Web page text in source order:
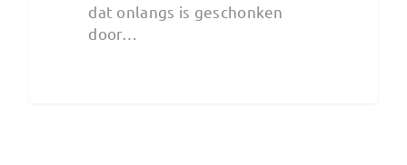
dat onlangs is geschonken
door…